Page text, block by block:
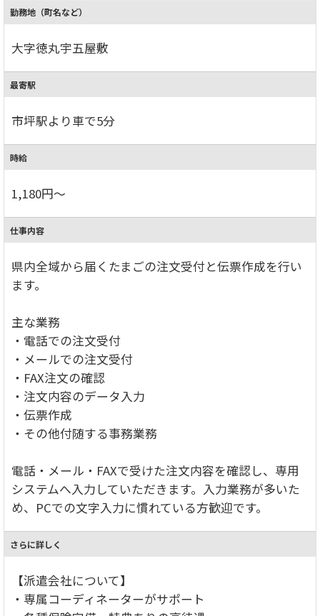
勤務地（町名など）
大字徳丸宇五屋敷
最寄駅
市坪駅より車で5分
時給
1,180円～
仕事内容
県内全域から届くたまごの注文受付と伝票作成を行い
ます。
主な業務
・電話での注文受付
・メールでの注文受付
・FAX注文の確認
・注文内容のデータ入力
・伝票作成
・その他付随する事務業務
電話・メール・FAXで受けた注文内容を確認し、専用
システムへ入力していただきます。入力業務が多いた
め、PCでの文字入力に慣れている方歓迎です。
さらに詳しく
【派遣会社について】
・専属コーディネーターがサポート